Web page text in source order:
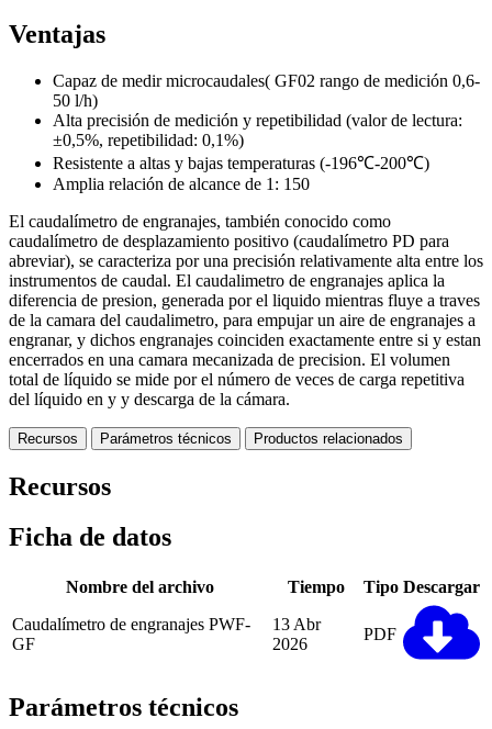
Ventajas
Capaz de medir microcaudales( GF02 rango de medición 0,6-
50 l/h)
Alta precisión de medición y repetibilidad (valor de lectura:
±0,5%, repetibilidad: 0,1%)
Resistente a altas y bajas temperaturas (-196℃-200℃)
Amplia relación de alcance de 1: 150
El caudalímetro de engranajes, también conocido como
caudalímetro de desplazamiento positivo (caudalímetro PD para
abreviar), se caracteriza por una precisión relativamente alta entre los
instrumentos de caudal. El caudalimetro de engranajes aplica la
diferencia de presion, generada por el liquido mientras fluye a traves
de la camara del caudalimetro, para empujar un aire de engranajes a
engranar, y dichos engranajes coinciden exactamente entre si y estan
encerrados en una camara mecanizada de precision. El volumen
total de líquido se mide por el número de veces de carga repetitiva
del líquido en y y descarga de la cámara.
Recursos Parámetros técnicos Productos relacionados
Recursos
Ficha de datos
Nombre del archivo Tiempo Tipo Descargar
Caudalímetro de engranajes PWF-
GF
13 Abr
2026
PDF
Parámetros técnicos